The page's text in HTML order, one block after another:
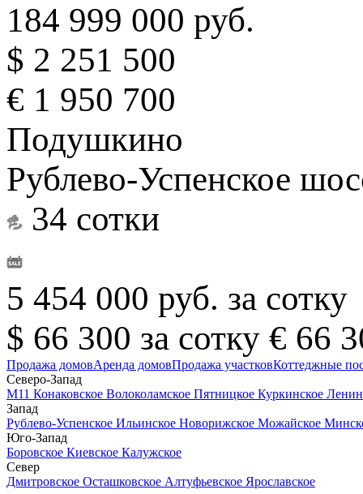
184 999 000 руб.
$ 2 251 500
€ 1 950 700
Подушкино
Рублево-Успенское
34 сотки
5 454 000 руб. за сотку
$ 66 300 за сотку € 66
Продажа домовАренда домовПродажа участковКоттеджные
Северо-Запад
М11 Конаковское Волоколамское Пятницкое Куркинское
Запад
Рублево-Успенское Ильинское Новорижское Можайское
Юго-Запад
Боровское Киевское Калужское
Север
Дмитровское Осташковское Алтуфьевское Ярославское